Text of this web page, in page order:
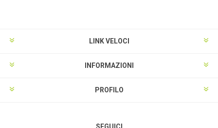
LINK VELOCI
INFORMAZIONI
PROFILO